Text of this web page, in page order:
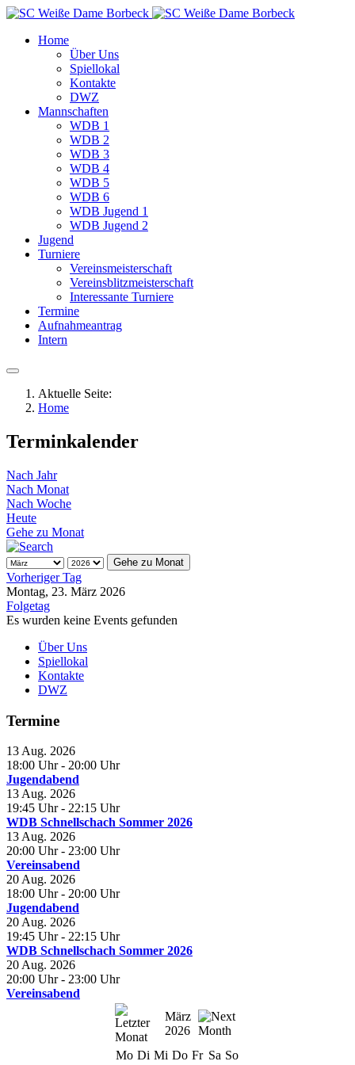
Home
Über Uns
Spiellokal
Kontakte
DWZ
Mannschaften
WDB 1
WDB 2
WDB 3
WDB 4
WDB 5
WDB 6
WDB Jugend 1
WDB Jugend 2
Jugend
Turniere
Vereinsmeisterschaft
Vereinsblitzmeisterschaft
Interessante Turniere
Termine
Aufnahmeantrag
Intern
Aktuelle Seite:
Home
Terminkalender
Nach Jahr
Nach Monat
Nach Woche
Heute
Gehe zu Monat
Gehe zu Monat
Vorheriger Tag
Montag, 23. März 2026
Folgetag
Es wurden keine Events gefunden
Über Uns
Spiellokal
Kontakte
DWZ
Termine
13 Aug. 2026
18:00 Uhr - 20:00 Uhr
Jugendabend
13 Aug. 2026
19:45 Uhr - 22:15 Uhr
WDB Schnellschach Sommer 2026
13 Aug. 2026
20:00 Uhr - 23:00 Uhr
Vereinsabend
20 Aug. 2026
18:00 Uhr - 20:00 Uhr
Jugendabend
20 Aug. 2026
19:45 Uhr - 22:15 Uhr
WDB Schnellschach Sommer 2026
20 Aug. 2026
20:00 Uhr - 23:00 Uhr
Vereinsabend
März
2026
Mo Di Mi Do Fr Sa So